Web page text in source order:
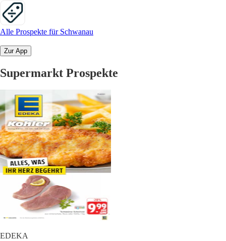
Alle Prospekte für Schwanau
Zur App
Supermarkt Prospekte
EDEKA